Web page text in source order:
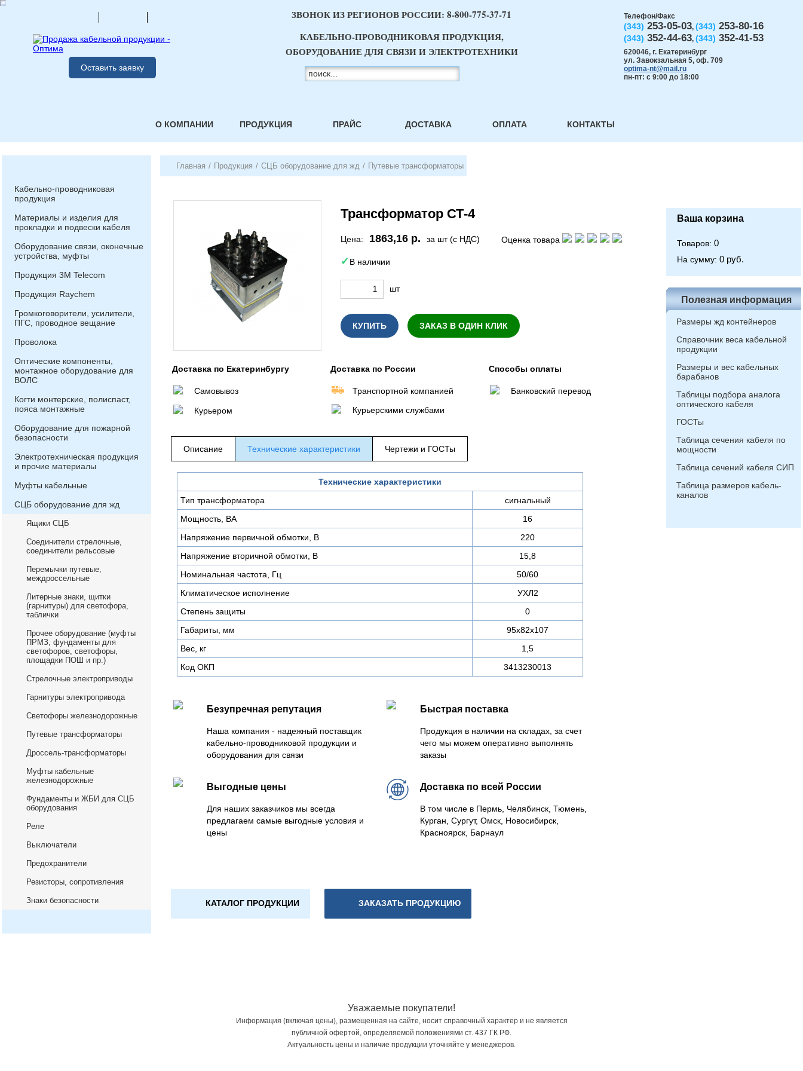
Оставить заявку
Телефон/Факс
(343) 253-05-03, (343) 253-80-16
(343) 352-44-63, (343) 352-41-53
620046, г. Екатеринбург
ул. Завокзальная 5, оф. 709
optima-nt@mail.ru
пн-пт: с 9:00 до 18:00
ЗВОНОК ИЗ РЕГИОНОВ РОССИИ: 8-800-775-37-71
КАБЕЛЬНО-ПРОВОДНИКОВАЯ ПРОДУКЦИЯ,
ОБОРУДОВАНИЕ ДЛЯ СВЯЗИ И ЭЛЕКТРОТЕХНИКИ
О КОМПАНИИ ПРОДУКЦИЯ ПРАЙС ДОСТАВКА ОПЛАТА КОНТАКТЫ
Кабельно-проводниковая
продукция
Материалы и изделия для
прокладки и подвески кабеля
Оборудование связи, оконечные
устройства, муфты
Продукция 3М Telecom
Продукция Raychem
Громкоговорители, усилители,
ПГС, проводное вещание
Проволока
Оптические компоненты,
монтажное оборудование для
ВОЛС
Когти монтерские, полиспаст,
пояса монтажные
Оборудование для пожарной
безопасности
Электротехническая продукция
и прочие материалы
Муфты кабельные
СЦБ оборудование для жд
Ящики СЦБ
Соединители стрелочные,
соединители рельсовые
Перемычки путевые,
междроссельные
Литерные знаки, щитки
(гарнитуры) для светофора,
таблички
Прочее оборудование (муфты
ПРМЗ, фундаменты для
светофоров, светофоры,
площадки ПОШ и пр.)
Стрелочные электроприводы
Гарнитуры электропривода
Светофоры железнодорожные
Путевые трансформаторы
Дроссель-трансформаторы
Муфты кабельные
железнодорожные
Фундаменты и ЖБИ для СЦБ
оборудования
Реле
Выключатели
Предохранители
Резисторы, сопротивления
Знаки безопасности
Главная / Продукция / СЦБ оборудование для жд / Путевые трансформаторы
Трансформатор СТ-4
Цена: 1863,16 р. за шт (с НДС) Оценка товара
В наличии
шт
КУПИТЬ ЗАКАЗ В ОДИН КЛИК
Доставка по Екатеринбургу
Самовывоз
Курьером
Доставка по России
Транспортной компанией
Курьерскими службами
Способы оплаты
Банковский перевод
Описание Технические характеристики Чертежи и ГОСТы
Технические характеристики
Тип трансформатора
сигнальный
Мощность, ВА
16
Напряжение первичной обмотки, В
220
Напряжение вторичной обмотки, В
15,8
Номинальная частота, Гц
50/60
Климатическое исполнение
УХЛ2
Степень защиты
0
Габариты, мм
95x82x107
Вес, кг
1,5
Код ОКП
3413230013
Безупречная репутация
Наша компания - надежный поставщик
кабельно-проводниковой продукции и
оборудования для связи
Быстрая поставка
Продукция в наличии на складах, за счет
чего мы можем оперативно выполнять
заказы
Выгодные цены
Для наших заказчиков мы всегда
предлагаем самые выгодные условия и
цены
Доставка по всей России
В том числе в Пермь, Челябинск, Тюмень,
Курган, Сургут, Омск, Новосибирск,
Красноярск, Барнаул
КАТАЛОГ ПРОДУКЦИИ ЗАКАЗАТЬ ПРОДУКЦИЮ
Ваша корзина
Товаров: 0
На сумму: 0 руб.
Полезная информация
Размеры жд контейнеров
Справочник веса кабельной
продукции
Размеры и вес кабельных
барабанов
Таблицы подбора аналога
оптического кабеля
ГОСТы
Таблица сечения кабеля по
мощности
Таблица сечений кабеля СИП
Таблица размеров кабель-
каналов
Уважаемые покупатели!
Информация (включая цены), размещенная на сайте, носит справочный характер и не является
публичной офертой, определяемой положениями ст. 437 ГК РФ.
Актуальность цены и наличие продукции уточняйте у менеджеров.